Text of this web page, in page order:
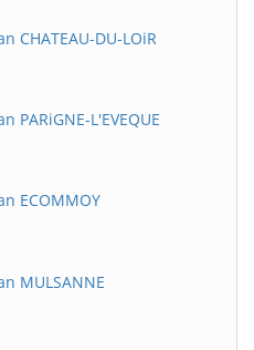
CHATEAU-DU-LOiR
L'EVEQUE
ECOMMOY
MULSANNE